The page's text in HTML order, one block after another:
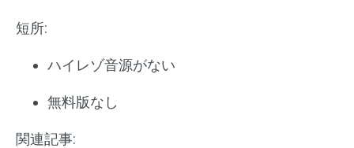
短所:
ハイレゾ音源がない
無料版なし
関連記事: